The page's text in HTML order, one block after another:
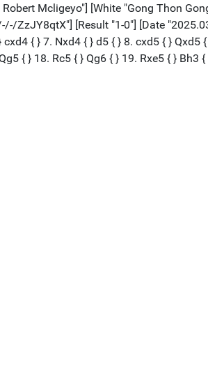
Robert Mcligeyo"] [White "Gong Thon
[Result "1-0"] [Date
{ } 7. Nxd4 { } d5 { } 8. cxd5 { }
{ } 18. Rc5 { } Qg6 { } 19. Rxe5 { }